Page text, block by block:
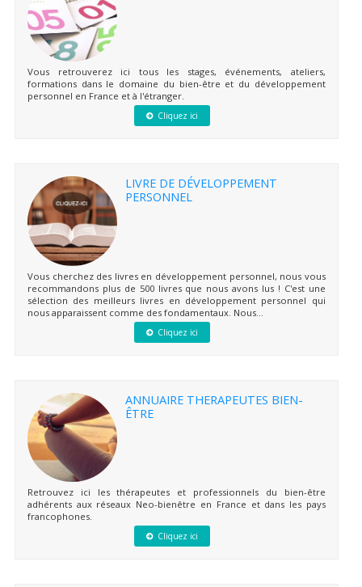
Vous retrouverez ici tous les stages, événements, ateliers,
formations dans le domaine du bien-être et du développement
personnel en France et à l'étranger.
Cliquez ici
LIVRE DE DÉVELOPPEMENT
PERSONNEL
Vous cherchez des livres en développement personnel, nous vous
recommandons plus de 500 livres que nous avons lus ! C'est une
sélection des meilleurs livres en développement personnel qui
nous apparaissent comme des fondamentaux. Nous...
Cliquez ici
ANNUAIRE THERAPEUTES BIEN-
ÊTRE
Retrouvez ici les thérapeutes et professionnels du bien-être
adhérents aux réseaux Neo-bienêtre en France et dans les pays
francophones.
Cliquez ici